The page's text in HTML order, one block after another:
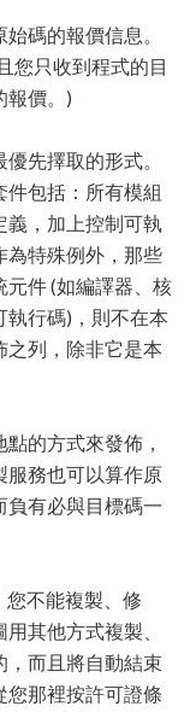
碼的報價信息。
您只收到程式的目
報價。)
先擇取的形式。
包括：所有模組
義，加上控制可執
為特殊例外，那些
件 (如編譯器、核
執行碼)，則不在本
之列，除非它是本
的方式來發佈，
服務也可以算作原
負有必與目標碼一
您不能複製、修
其他方式複製、
，而且將自動結束
您那裡按許可證條